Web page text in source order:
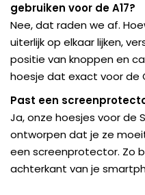
gebruiken voor de A17?
Nee, dat raden we af.
uiterlijk op elkaar lijken,
positie van knoppen en
hoesje dat exact voor de
Past een
Ja, onze hoesjes voor de
ontworpen dat je ze
een screenprotector. Zo
achterkant van je